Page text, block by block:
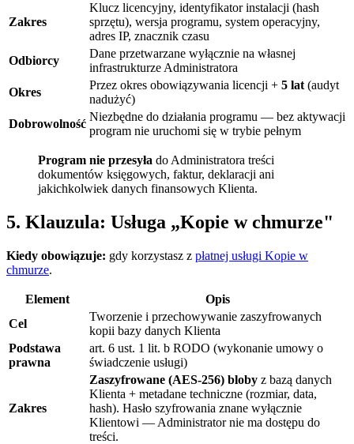
Zakres
Klucz licencyjny, identyfikator instalacji (hash
sprzętu), wersja programu, system operacyjny,
adres IP, znacznik czasu
Odbiorcy
Dane przetwarzane wyłącznie na własnej
infrastrukturze Administratora
Okres
Przez okres obowiązywania licencji + 5 lat (audyt
nadużyć)
Dobrowolność
Niezbędne do działania programu — bez aktywacji
program nie uruchomi się w trybie pełnym
Program nie przesyła do Administratora treści
dokumentów księgowych, faktur, deklaracji ani
jakichkolwiek danych finansowych Klienta.
5. Klauzula: Usługa „Kopie w chmurze"
Kiedy obowiązuje: gdy korzystasz z płatnej usługi Kopie w
chmurze.
Element
Opis
Cel
Tworzenie i przechowywanie zaszyfrowanych
kopii bazy danych Klienta
Podstawa
prawna
art. 6 ust. 1 lit. b RODO (wykonanie umowy o
świadczenie usługi)
Zakres
Zaszyfrowane (AES-256) bloby z bazą danych
Klienta + metadane techniczne (rozmiar, data,
hash). Hasło szyfrowania znane wyłącznie
Klientowi — Administrator nie ma dostępu do
treści.